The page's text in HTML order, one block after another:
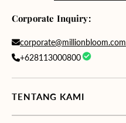
Corporate Inquiry:
corporate@millionbloom.com
+628113000800
TENTANG KAMI